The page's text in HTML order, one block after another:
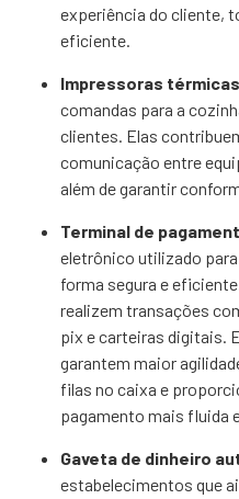
experiência do cliente,
eficiente.
Impressoras
comandas para a
clientes. Elas
comunicação entre
além de garantir
Terminal de
eletrônico utilizado
forma segura e
realizem transações
pix e carteiras digitais.
garantem maior
filas no caixa e
pagamento mais fluida
Gaveta de dinheiro
estabelecimentos que